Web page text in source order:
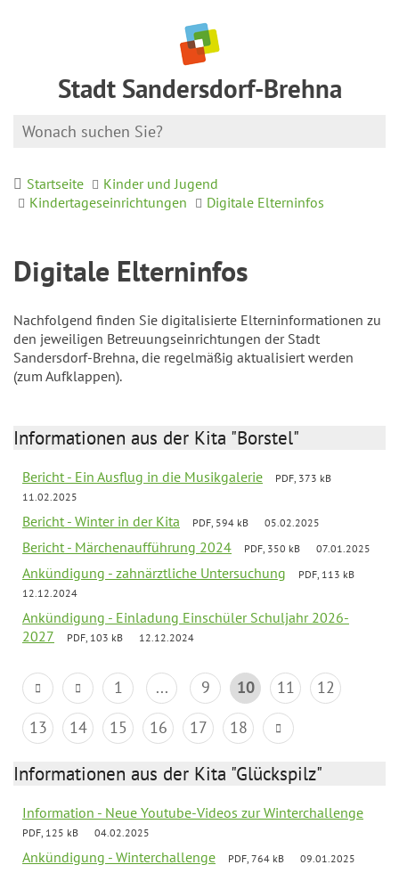
Stadt Sandersdorf-Brehna
Startseite
Kinder und Jugend
Kindertageseinrichtungen
Digitale Elterninfos
Digitale Elterninfos
Nachfolgend finden Sie digitalisierte Elterninformationen zu
den jeweiligen Betreuungseinrichtungen der Stadt
Sandersdorf-Brehna, die regelmäßig aktualisiert werden
(zum Aufklappen).
Informationen aus der Kita "Borstel"
Bericht - Ein Ausflug in die Musikgalerie
PDF, 373 kB
11.02.2025
Bericht - Winter in der Kita PDF, 594 kB 05.02.2025
Bericht - Märchenaufführung 2024 PDF, 350 kB 07.01.2025
Ankündigung - zahnärztliche Untersuchung
PDF, 113 kB
12.12.2024
Ankündigung - Einladung Einschüler Schuljahr 2026-
2027
PDF, 103 kB 12.12.2024
1 ... 9 10 11
12
13
14 15 16 17 18
Informationen aus der Kita "Glückspilz"
Information - Neue Youtube-Videos zur Winterchallenge
PDF, 125 kB 04.02.2025
Ankündigung - Winterchallenge PDF, 764 kB 09.01.2025